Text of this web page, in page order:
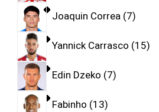
Joaquin Correa 7
Yannick Carrasco 15
Edin Dzeko 7
Fabinho 13